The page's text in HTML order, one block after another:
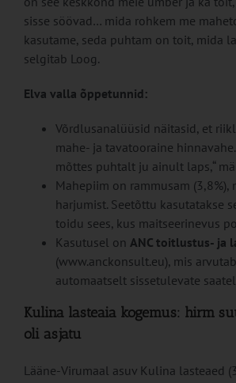
sisse söövad… mida rohkem me
kasutame, seda puhtam on toit, mida
selgitab Loog.
Elva valla õppetunnid:
Võrdlusanalüüsid näitasid, et
mahe- ja tavatooraine hinnavahe.
mõttes puhtalt ju ainult laps,“
Mahepiim on rammusam (3,8%),
harjumist. Seetõttu kasutatakse
toidu sees, kus maitseerinevus
Kasutusel on ANC toitlustus- ja
(www.anckonsult.eu), mis
automaatselt sissetulevate
Kulina lasteaia kogemus: hirm
oli asjatu
Lääne-Virumaal asuv Kulina lasteaed